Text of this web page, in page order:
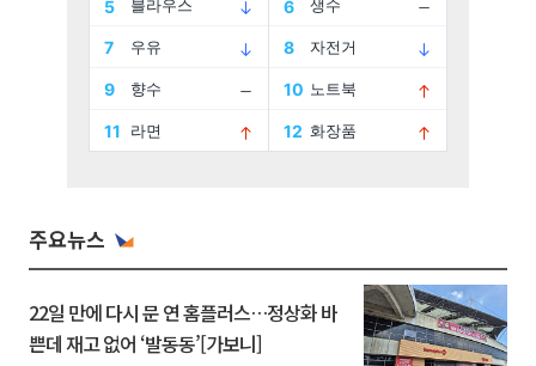
주요뉴스
22일 만에 다시 문 연 홈플러스…정상화 바
쁜데 재고 없어 ‘발동동’[가보니]